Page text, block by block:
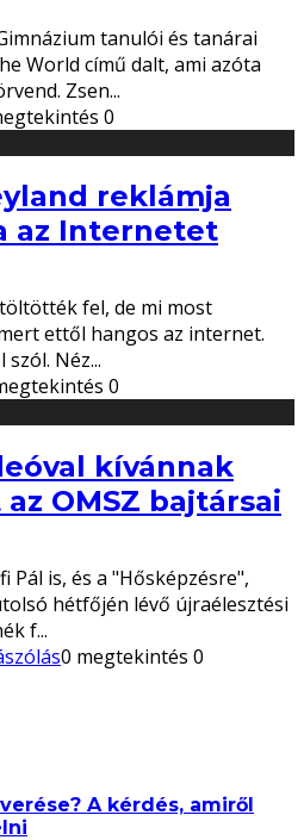
tanulói és tanárai
World című dalt, ami azóta
Zsen...
0
reklámja
az Internetet
fel, de mi most
ettől hangos az internet.
szól. Néz...
0
kívánnak
OMSZ bajtársai
Pál is, és a "Hősképzésre",
hétfőjén lévő újraélesztési
f...
0 megtekintés 0
A kérdés, amiről